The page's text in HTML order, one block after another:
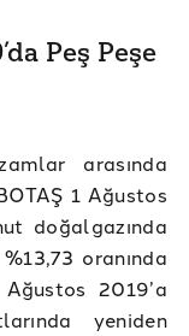
Peş Peşe
arasında
1 Ağustos
doğalgazında
oranında
2019’a
yeniden